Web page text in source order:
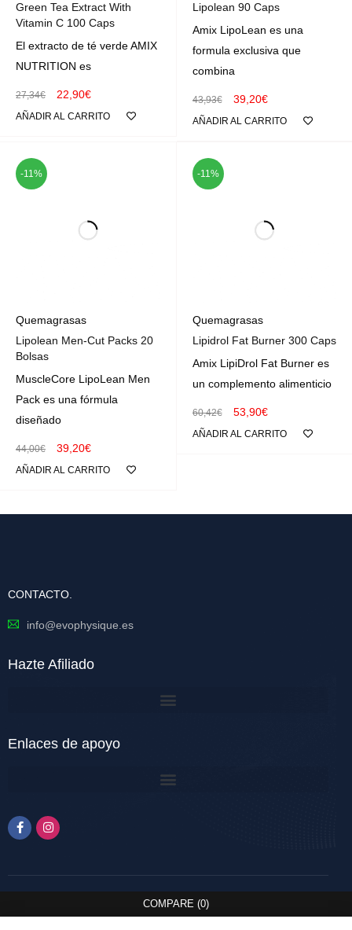
Green Tea Extract With
Vitamin C 100 Caps
El extracto de té verde AMIX
NUTRITION es
27,34€ 22,90€
AÑADIR AL CARRITO
Lipolean 90 Caps
Amix LipoLean es una
formula exclusiva que
combina
43,93€ 39,20€
AÑADIR AL CARRITO
-11%
Quemagrasas
Lipolean Men-Cut Packs 20
Bolsas
MuscleCore LipoLean Men
Pack es una fórmula
diseñado
44,00€ 39,20€
AÑADIR AL CARRITO
-11%
Quemagrasas
Lipidrol Fat Burner 300 Caps
Amix LipiDrol Fat Burner es
un complemento alimenticio
60,42€ 53,90€
AÑADIR AL CARRITO
CONTACTO.
info@evophysique.es
Hazte Afiliado
Enlaces de apoyo
COMPARE (0)